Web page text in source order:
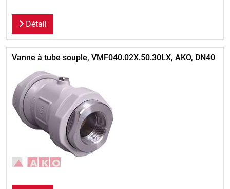
Détail
Vanne à tube souple, VMF040.02X.50.30LX, AKO, DN40